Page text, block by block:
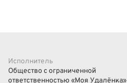
Исполнитель
Общество с ограниченной
ответственностью «Моя Удалёнка»